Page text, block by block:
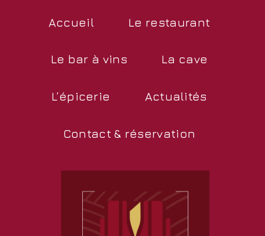
Accueil Le restaurant
Le bar à vins La cave
L’épicerie Actualités
Contact & réservation